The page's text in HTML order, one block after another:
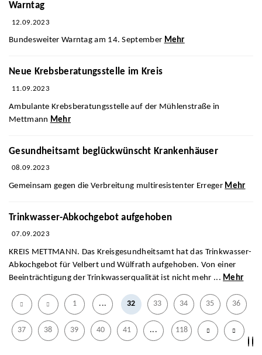
Warntag
12.09.2023
Bundesweiter Warntag am 14. September Mehr
Neue Krebsberatungsstelle im Kreis
11.09.2023
Ambulante Krebsberatungsstelle auf der Mühlenstraße in
Mettmann Mehr
Gesundheitsamt beglückwünscht Krankenhäuser
08.09.2023
Gemeinsam gegen die Verbreitung multiresistenter Erreger Mehr
Trinkwasser-Abkochgebot aufgehoben
07.09.2023
KREIS METTMANN. Das Kreisgesundheitsamt hat das Trinkwasser-
Abkochgebot für Velbert und Wülfrath aufgehoben. Von einer
Beeinträchtigung der Trinkwasserqualität ist nicht mehr ... Mehr
1 ... 32 33 34 35 36
37 38 39 40 41 ... 118